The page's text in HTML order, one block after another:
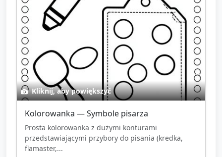
Kliknij, aby powiększyć
Kolorowanka — Symbole pisarza
Prosta kolorowanka z dużymi konturami
przedstawiającymi przybory do pisania (kredka,
flamaster,...